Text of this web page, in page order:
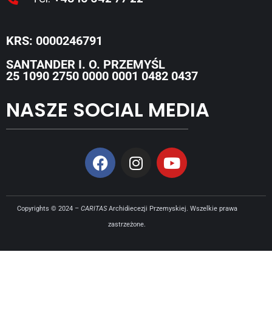
KRS: 0000246791
SANTANDER I. O. PRZEMYŚL
25 1090 2750 0000 0001 0482 0437
NASZE SOCIAL MEDIA
Copyrights © 2024 – CARITASArchidiecezji Przemyskiej. Wszelkie prawa
zastrzeżone.